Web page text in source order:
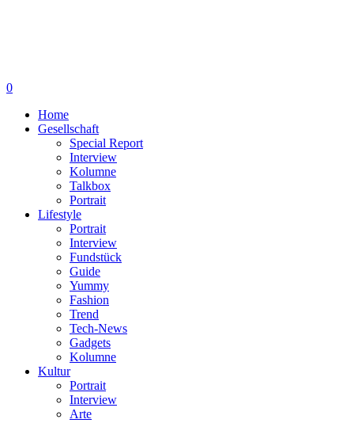
0
Home
Gesellschaft
Special Report
Interview
Kolumne
Talkbox
Portrait
Lifestyle
Portrait
Interview
Fundstück
Guide
Yummy
Fashion
Trend
Tech-News
Gadgets
Kolumne
Kultur
Portrait
Interview
Arte